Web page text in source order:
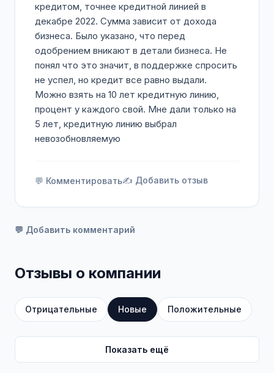
кредитом, точнее кредитной линией в
декабре 2022. Сумма зависит от дохода
бизнеса. Было указано, что перед
одобрением вникают в детали бизнеса. Не
понял что это значит, в поддержке спросить
не успел, но кредит все равно выдали.
Можно взять на 10 лет кредитную линию,
процент у каждого свой. Мне дали только на
5 лет, кредитную линию выбрал
невозобновляемую
💬 Комментировать✍️ Добавить отзыв
💬 Добавить комментарий
Отзывы о компании
Отрицательные Новые Положительные
Показать ещё